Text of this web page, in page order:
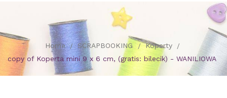
Home SCRAPBOOKING
Koperty
copy of Koperta mini 9 x 6 cm, (gratis: bilecik) - WANILIOWA